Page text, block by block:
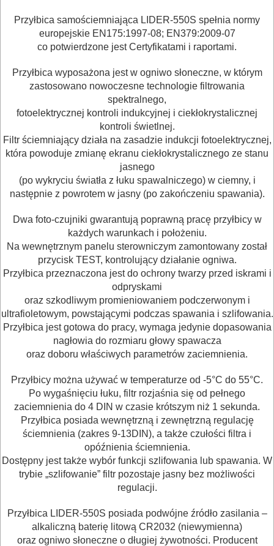
OBRÓBKA
METALU
WARSZTATOWE
RĘCZNE
NARZĘDZIA
I
OSPRZĘT
NARZĘDZIA
INSTALACYJNE,
PALNIKI
PNEUMATYCZNE
AKCESORIA
KOMPRESORY
NARZĘDZIA
SPAWALNICTWO
Spawarki
Osprzęt
Akcesoria
ROZRUCHOWE
PROSTOWNIKI
Przyłbica samościemniająca LIDER-550S spełnia normy
europejskie EN175:1997-08; EN379:2009-07
co potwierdzone jest Certyfikatami i raportami.
Przyłbica wyposażona jest w ogniwo słoneczne, w którym
zastosowano nowoczesne technologie filtrowania
spektralnego,
fotoelektrycznej kontroli indukcyjnej i ciekłokrystalicznej
kontroli świetlnej.
Filtr ściemniający działa na zasadzie indukcji fotoelektrycznej,
która powoduje zmianę ekranu ciekłokrystalicznego ze stanu
jasnego
(po wykryciu światła z łuku spawalniczego) w ciemny, i
następnie z powrotem w jasny (po zakończeniu spawania).
Dwa foto-czujniki gwarantują poprawną pracę przyłbicy w
każdych warunkach i położeniu.
Na wewnętrznym panelu sterowniczym zamontowany został
przycisk TEST, kontrolujący działanie ogniwa.
Przyłbica przeznaczona jest do ochrony twarzy przed iskrami i
odpryskami
oraz szkodliwym promieniowaniem podczerwonym i
ultrafioletowym, powstającymi podczas spawania i szlifowania.
Przyłbica jest gotowa do pracy, wymaga jedynie dopasowania
nagłowia do rozmiaru głowy spawacza
oraz doboru właściwych parametrów zaciemnienia.
Przyłbicy można używać w temperaturze od -5°C do 55°C.
Po wygaśnięciu łuku, filtr rozjaśnia się od pełnego
zaciemnienia do 4 DIN w czasie krótszym niż 1 sekunda.
Przyłbica posiada wewnętrzną i zewnętrzną regulację
ściemnienia (zakres 9-13DIN), a także czułości filtra i
opóźnienia ściemnienia.
Dostępny jest także wybór funkcji szlifowania lub spawania. W
trybie „szlifowanie” filtr pozostaje jasny bez możliwości
regulacji.
Przyłbica LIDER-550S posiada podwójne źródło zasilania –
alkaliczną baterię litową CR2032 (niewymienna)
oraz ogniwo słoneczne o długiej żywotności. Producent